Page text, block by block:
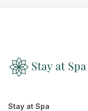
Stay at Spa